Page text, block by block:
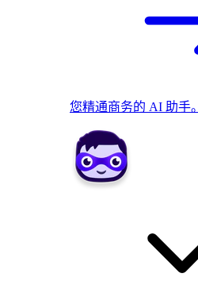
您精通商务的 AI 助手。